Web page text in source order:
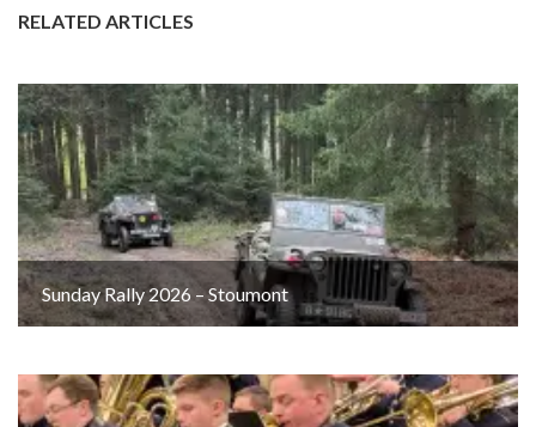
RELATED ARTICLES
Sunday Rally 2026 – Stoumont